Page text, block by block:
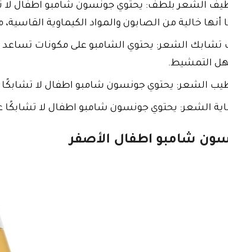
الشعر بلطف: يحتوي جونسون شامبو اطفال لا
أنها خالية من الصابون والمواد الكيماوية
تشابك الشعر: يحتوي الشامبو على مكونات
التمشيط.
الشعر: يحتوي جونسون شامبو اطفال لا
الشعر: يحتوي جونسون شامبو اطفال لا
شامبو اطفال الأصفر